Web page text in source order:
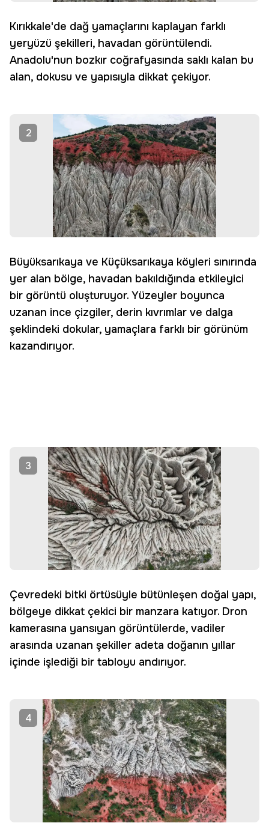
Kırıkkale'de dağ yamaçlarını kaplayan farklı
yeryüzü şekilleri, havadan görüntülendi.
Anadolu'nun bozkır coğrafyasında saklı kalan bu
alan, dokusu ve yapısıyla dikkat çekiyor.
2
Büyüksarıkaya ve Küçüksarıkaya köyleri sınırında
yer alan bölge, havadan bakıldığında etkileyici
bir görüntü oluşturuyor. Yüzeyler boyunca
uzanan ince çizgiler, derin kıvrımlar ve dalga
şeklindeki dokular, yamaçlara farklı bir görünüm
kazandırıyor.
3
Çevredeki bitki örtüsüyle bütünleşen doğal yapı,
bölgeye dikkat çekici bir manzara katıyor. Dron
kamerasına yansıyan görüntülerde, vadiler
arasında uzanan şekiller adeta doğanın yıllar
içinde işlediği bir tabloyu andırıyor.
4